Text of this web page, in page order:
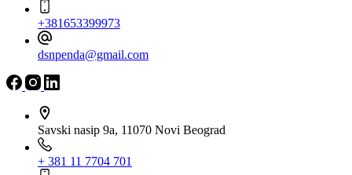
+381653399973
dsnpenda@gmail.com
Savski nasip 9a, 11070 Novi Beograd
+ 381 11 7704 701